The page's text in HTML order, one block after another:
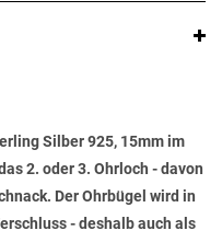
Silber 925, 15mm im
2. oder 3. Ohrloch - davon
Der Ohrbügel wird in
- deshalb auch als